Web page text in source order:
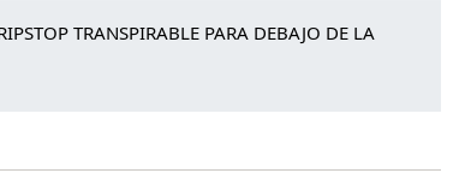
TRANSPIRABLE PARA DEBAJO DE LA